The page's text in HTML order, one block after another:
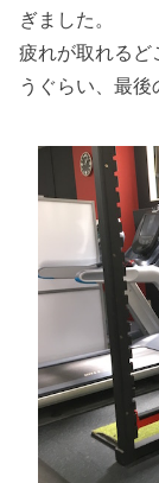
ぎました。
疲れが取れる
うぐらい、最後